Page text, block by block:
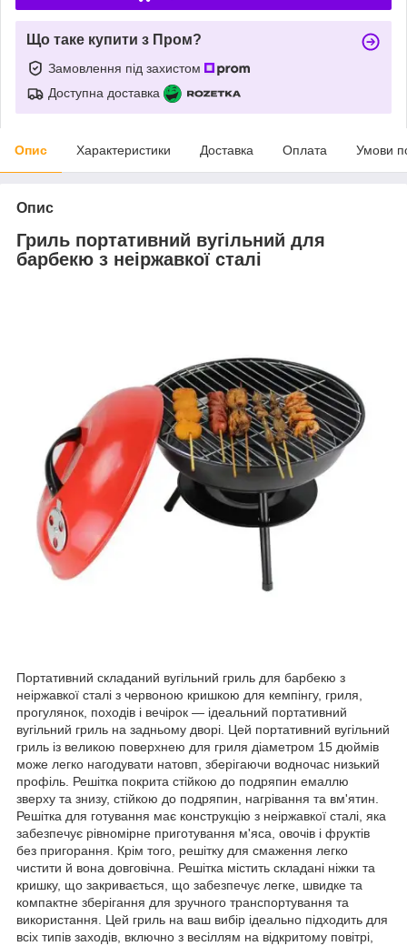
Що таке купити з Пром?
Замовлення під захистом
Доступна доставка
Опис Характеристики Доставка Оплата Умови
Опис
Гриль портативний вугільний для
барбекю з неіржавкої сталі
Портативний складаний вугільний гриль для барбекю з
неіржавкої сталі з червоною кришкою для кемпінгу, гриля,
прогулянок, походів і вечірок — ідеальний портативний
вугільний гриль на задньому дворі. Цей портативний вугільний
гриль із великою поверхнею для гриля діаметром 15 дюймів
може легко нагодувати натовп, зберігаючи водночас низький
профіль. Решітка покрита стійкою до подряпин емаллю
зверху та знизу, стійкою до подряпин, нагрівання та вм'ятин.
Решітка для готування має конструкцію з неіржавкої сталі, яка
забезпечує рівномірне приготування м'яса, овочів і фруктів
без пригорання. Крім того, решітку для смаження легко
чистити й вона довговічна. Решітка містить складані ніжки та
кришку, що закривається, що забезпечує легке, швидке та
компактне зберігання для зручного транспортування та
використання. Цей гриль на ваш вибір ідеально підходить для
всіх типів заходів, включно з весіллям на відкритому повітрі,